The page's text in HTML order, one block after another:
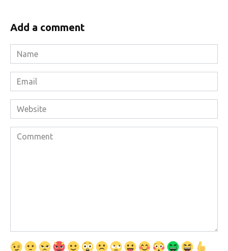
Add a comment
Name
*
Email
*
Website
Comment